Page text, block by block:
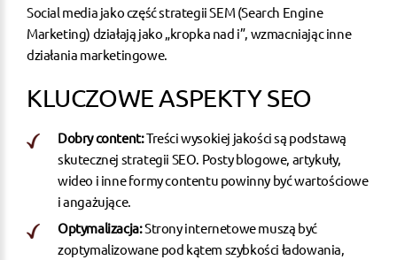
Social media jako część strategii SEM (Search Engine
Marketing) działają jako „kropka nad i”, wzmacniając inne
działania marketingowe.
KLUCZOWE ASPEKTY SEO
Dobry content:Treści wysokiej jakości są podstawą
skutecznej strategii SEO . Posty blogowe, artykuły,
wideo i inne formy contentu powinny być wartościowe
i angażujące.
Optymalizacja:Strony internetowemuszą być
zoptymalizowane pod kątem szybkości ładowania,